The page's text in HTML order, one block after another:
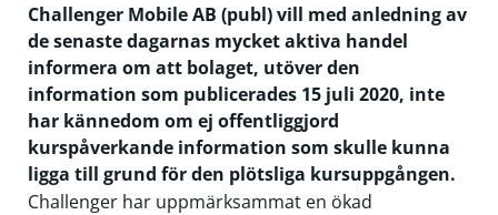
Challenger Mobile AB (publ) vill med anledning av
de senaste dagarnas mycket aktiva handel
informera om att bolaget, utöver den
information som publicerades 15 juli 2020, inte
har kännedom om ej offentliggjord
kurspåverkande information som skulle kunna
ligga till grund för den plötsliga kursuppgången.
Challenger har uppmärksammat en ökad